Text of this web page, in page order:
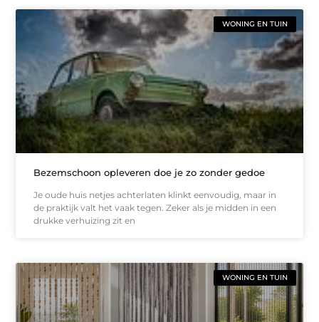
WONING EN TUIN
Bezemschoon opleveren doe je zo zonder gedoe
Je oude huis netjes achterlaten klinkt eenvoudig, maar in
de praktijk valt het vaak tegen. Zeker als je midden in een
drukke verhuizing zit en
WONING EN TUIN